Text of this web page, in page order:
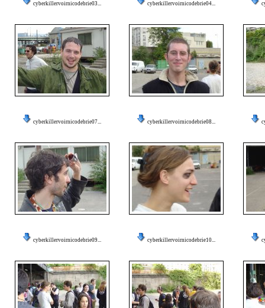
cyberkillervoirnicodebrie03... cyberkillervoirnicodebrie04...
cyberkillervoirnicodebrie07... cyberkillervoirnicodebrie08...
cyberkillervoirnicodebrie09... cyberkillervoirnicodebrie10...